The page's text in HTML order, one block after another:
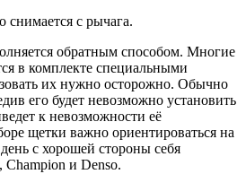
снимается с рычага.
обратным способом. Многие
в комплекте специальными
их нужно осторожно. Обычно
его будет невозможно установить
к невозможности её
щетки важно ориентироваться на
с хорошей стороны себя
Champion и Denso.